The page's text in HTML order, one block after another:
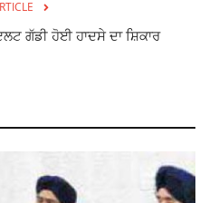
ਗੱਡੀ ਹੋਈ ਹਾਦਸੇ ਦਾ ਸ਼ਿਕਾਰ